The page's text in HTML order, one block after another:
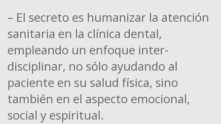
– El secreto es humanizar la atención
sanitaria en la clínica dental,
empleando un enfoque inter-
disciplinar, no sólo ayudando al
paciente en su salud física, sino
también en el aspecto emocional,
social y espiritual.